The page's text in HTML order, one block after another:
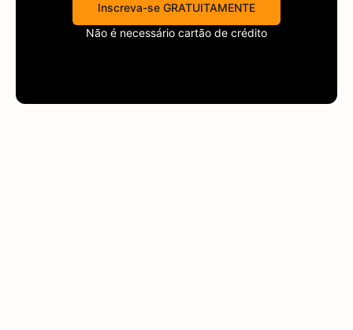
Inscreva-se GRATUITAMENTE
Não é necessário cartão de crédito